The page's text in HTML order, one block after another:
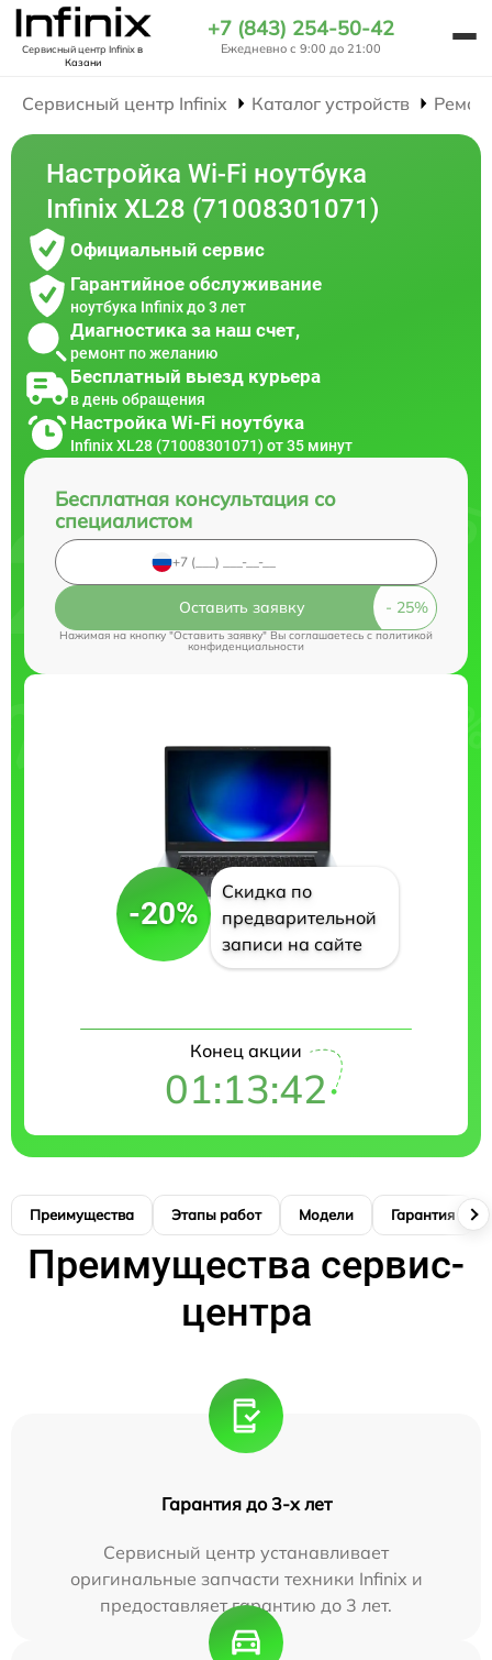
Сервисный центр Infinixв
Казани
+7 (843) 254-50-42
Ежедневно с 9:00 до 21:00
Сервисный центр Infinix Каталог устройств
Настройка Wi-Fi ноутбука
Infinix XL28 (71008301071)
Официальный сервис
Гарантийное обслуживание
ноутбука Infinix до 3 лет
Диагностика за наш счет,
ремонт по желанию
Бесплатный выезд курьера
в день обращения
Настройка Wi-Fi ноутбука
Infinix XL28 (71008301071) от 35 минут
Бесплатная консультация со
специалистом
Оставить заявку
Нажимая на кнопку "Оставить заявку" Вы соглашаетесь cполитикой
конфиденциальности
-20%
Скидка по
предварительной
записи на сайте
Конец акции
01:13:41
Преимущества Этапы работ Модели Гарантия
Преимущества сервис-
центра
Гарантия до 3-х лет
Сервисный центр устанавливает
оригинальные запчасти техники Infinix и
предоставляет гарантию до 3 лет.